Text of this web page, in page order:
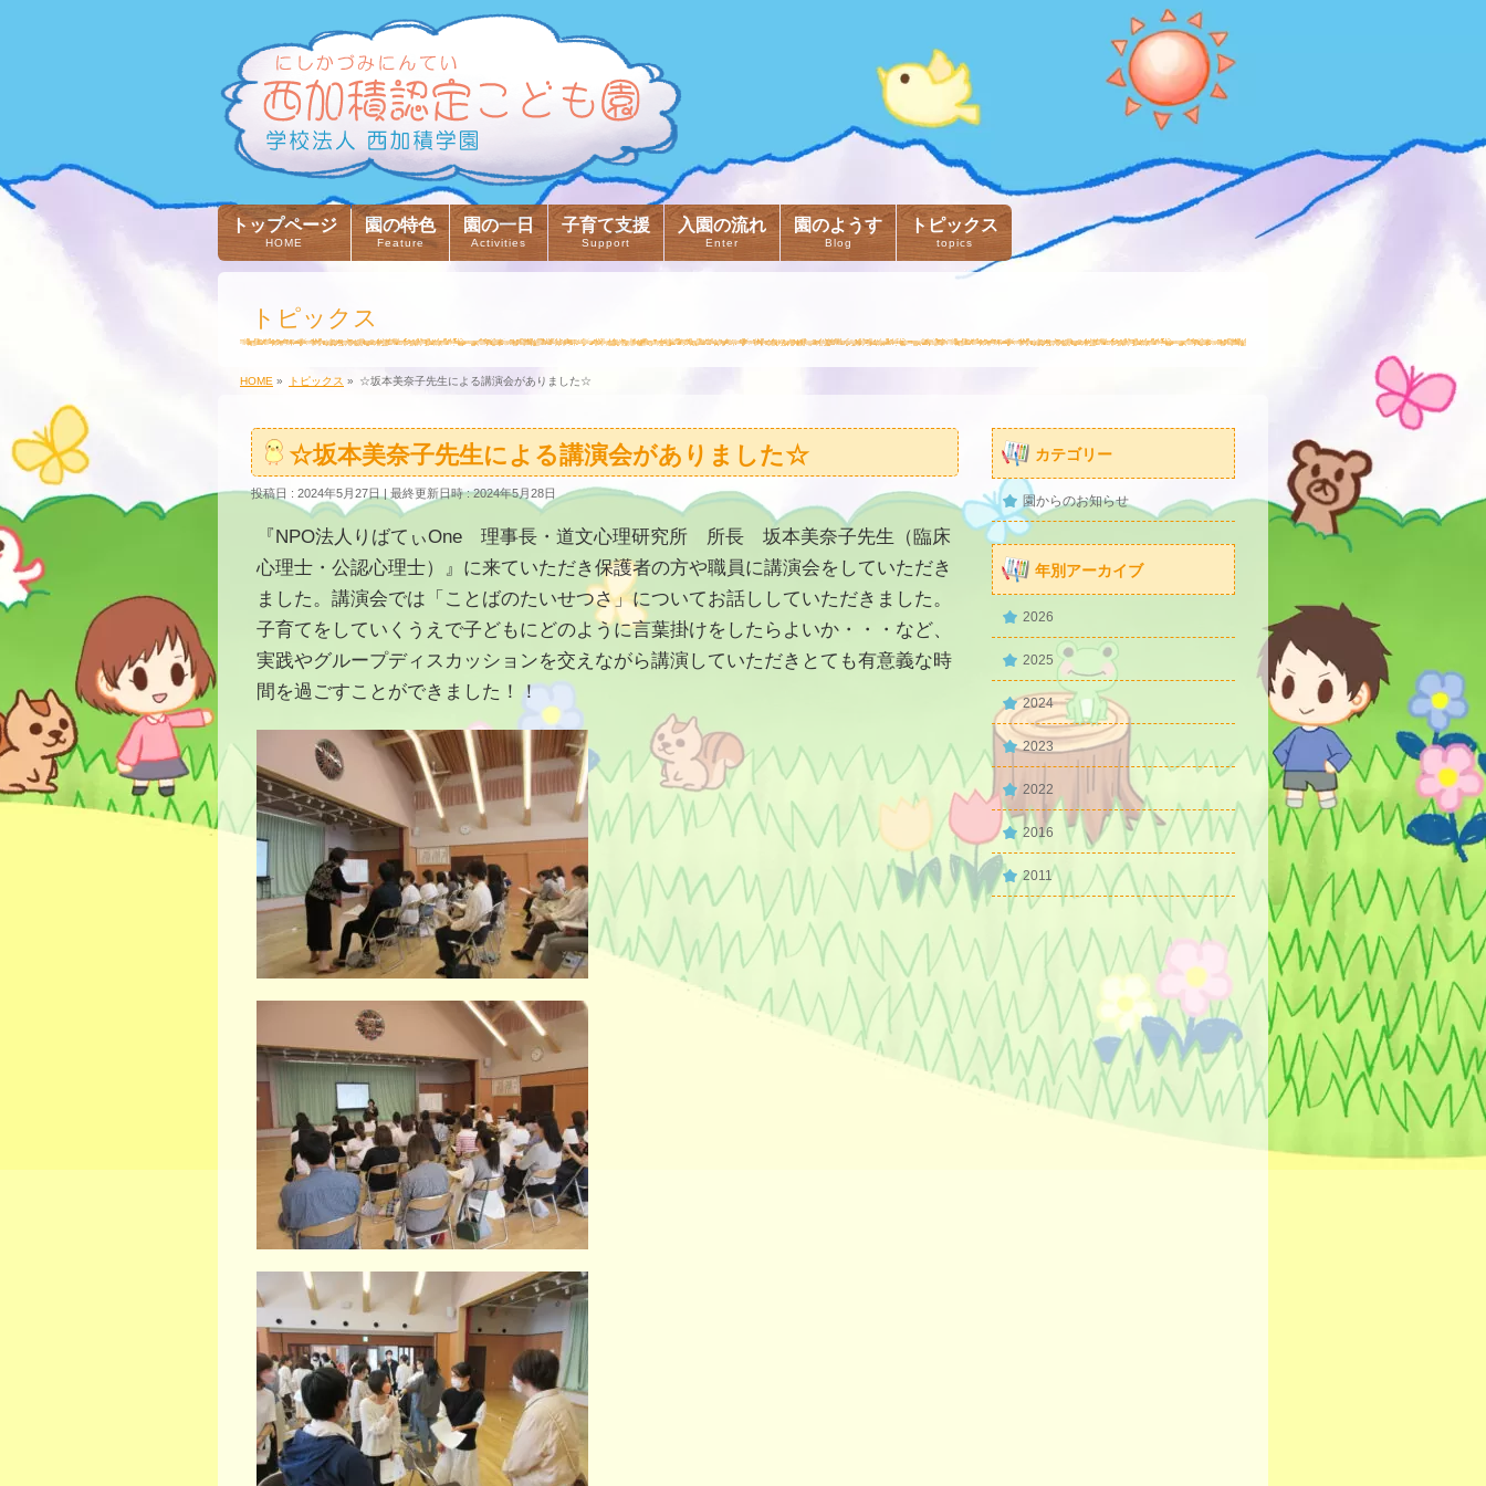
トップページ
HOME
園の特色
Feature
園の一日
Activities
子育て支援
Support
入園の流れ
Enter
園のようす
Blog
トピックス
topics
トピックス
HOME » トピックス » ☆坂本美奈子先生による講演会がありました☆
☆坂本美奈子先生による講演会がありました☆
投稿日 : 2024年5月27日 最終更新日時 : 2024年5月28日
『NPO法人りばてぃOne 理事長・道文心理研究所 所長 坂本美奈子先生（臨床
心理士・公認心理士）』に来ていただき保護者の方や職員に講演会をしていただき
ました。講演会では「ことばのたいせつさ」についてお話ししていただきました。
子育てをしていくうえで子どもにどのように言葉掛けをしたらよいか・・・など、
実践やグループディスカッションを交えながら講演していただきとても有意義な時
間を過ごすことができました！！
カテゴリー
園からのお知らせ
年別アーカイブ
2026
2025
2024
2023
2022
2016
2011